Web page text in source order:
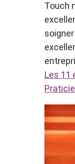
Touch
Les 11